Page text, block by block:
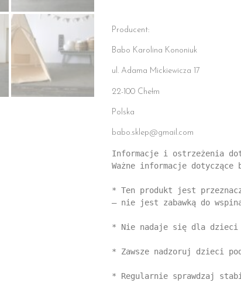
Producent:
Babo Karolina Kononiuk
ul. Adama Mickiewicza 17
22-100 Chełm
Polska
babo.sklep@gmail.com
Informacje i ostrzeżenia
Ważne informacje dotyczące
* Ten produkt jest
– nie jest zabawką do
* Nie nadaje się dla
* Zawsze nadzoruj dzieci
* Regularnie sprawdzaj